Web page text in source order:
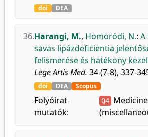
doi DEA
36.Harangi, M., Homoródi, N.: A
savas lipázdeficientia
felismerése és hatékony
Lege Artis Med. 34 (7-8), 337-
doi DEA Scopus
Folyóirat-
mutatók:
Q4 Medicine